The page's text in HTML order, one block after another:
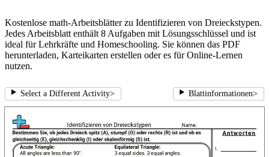
Kostenlose math-Arbeitsblätter zu Identifizieren von Dreieckstypen.
Jedes Arbeitsblatt enthält 8 Aufgaben mit Lösungsschlüssel und ist
ideal für Lehrkräfte und Homeschooling. Sie können das PDF
herunterladen, Karteikarten erstellen oder es für Online-Lernen
nutzen.
Select a Different Activity> Blattinformationen>